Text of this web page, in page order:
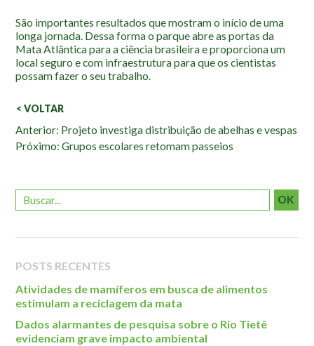
São importantes resultados que mostram o início de uma
longa jornada. Dessa forma o parque abre as portas da
Mata Atlântica para a ciência brasileira e proporciona um
local seguro e com infraestrutura para que os cientistas
possam fazer o seu trabalho.
< VOLTAR
Veja
também:
Anterior: Projeto investiga distribuição de abelhas e vespas
Próximo: Grupos escolares retomam passeios
OK
POSTS RECENTES
Atividades de mamíferos em busca de alimentos
estimulam a reciclagem da mata
Dados alarmantes de pesquisa sobre o Rio Tietê
evidenciam grave impacto ambiental